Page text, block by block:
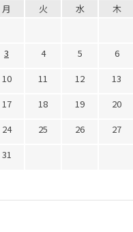
月 火 水 木
3 4 5 6
10 11 12 13
17 18 19 20
24 25 26 27
31